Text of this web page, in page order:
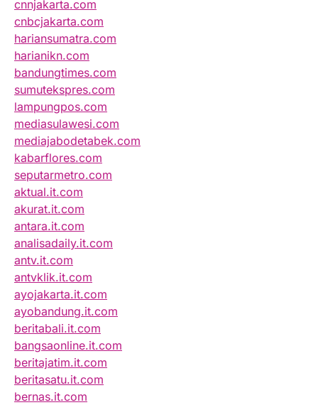
cnnjakarta.com
cnbcjakarta.com
hariansumatra.com
harianikn.com
bandungtimes.com
sumutekspres.com
lampungpos.com
mediasulawesi.com
mediajabodetabek.com
kabarflores.com
seputarmetro.com
aktual.it.com
akurat.it.com
antara.it.com
analisadaily.it.com
antv.it.com
antvklik.it.com
ayojakarta.it.com
ayobandung.it.com
beritabali.it.com
bangsaonline.it.com
beritajatim.it.com
beritasatu.it.com
bernas.it.com